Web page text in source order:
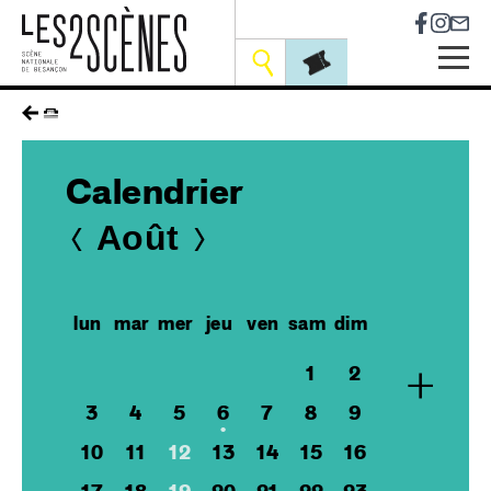
Skip
main
Outils
fil
Calendrier
Août
lun mar mer jeu ven sam dim
1
2
3
4 5 6 7 8
9
10
11 12 13 14 15
16
+